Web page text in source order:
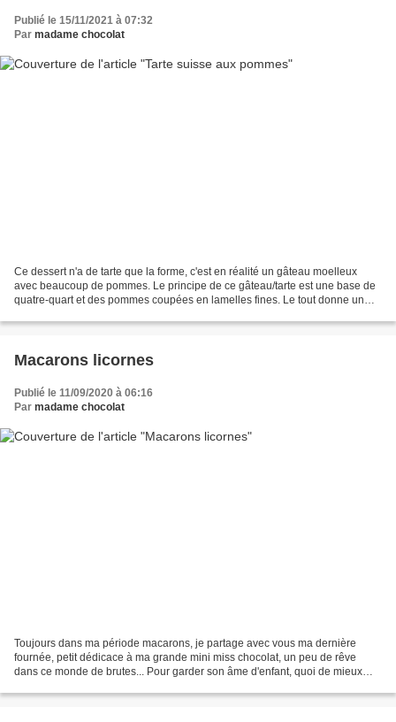
Publié le 15/11/2021 à 07:32
Par madame chocolat
Ce dessert n'a de tarte que la forme, c'est en réalité un gâteau moelleux
avec beaucoup de pommes. Le principe de ce gâteau/tarte est une base de
quatre-quart et des pommes coupées en lamelles fines. Le tout donne un
Macarons licornes
Publié le 11/09/2020 à 06:16
Par madame chocolat
Toujours dans ma période macarons, je partage avec vous ma dernière
fournée, petit dédicace à ma grande mini miss chocolat, un peu de rêve
dans ce monde de brutes... Pour garder son âme d'enfant, quoi de mieux